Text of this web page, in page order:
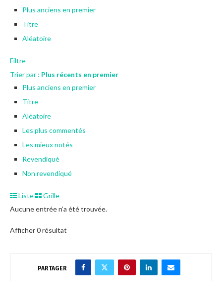
Plus anciens en premier
Titre
Aléatoire
Filtre
Trier par : Plus récents en premier
Plus anciens en premier
Titre
Aléatoire
Les plus commentés
Les mieux notés
Revendiqué
Non revendiqué
Liste
Grille
Aucune entrée n’a été trouvée.
Afficher 0 résultat
PARTAGER